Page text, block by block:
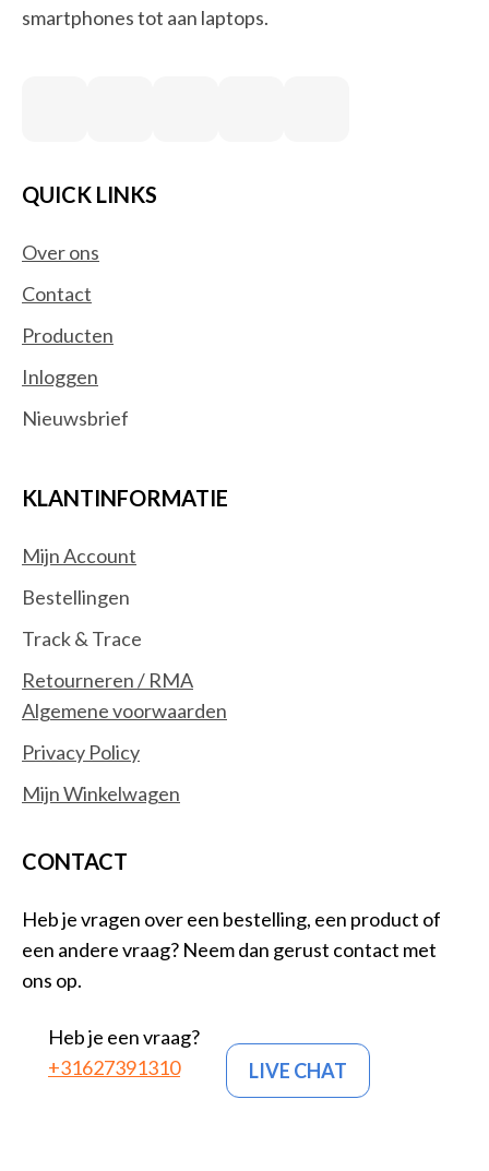
smartphones tot aan laptops.
QUICK LINKS
Over ons
Contact
Producten
Inloggen
Nieuwsbrief
KLANTINFORMATIE
Mijn Account
Bestellingen
Track & Trace
Retourneren / RMA
Algemene voorwaarden
Privacy Policy
Mijn Winkelwagen
CONTACT
Heb je vragen over een bestelling, een product of
een andere vraag? Neem dan gerust contact met
ons op.
Heb je een vraag?
+31627391310
LIVE CHAT